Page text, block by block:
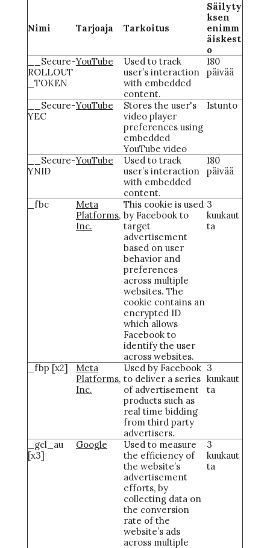
Nimi Tarjoaja Tarkoitus
Säilyty
ksen
enimm
äiskest
o
__Secure-
ROLLOUT
_TOKEN
YouTube
Used to track
user’s interaction
with embedded
content.
180
päivää
__Secure-
YEC
YouTube
Stores the user's
video player
preferences using
embedded
YouTube video
Istunto
__Secure-
YNID
YouTube
Used to track
user’s interaction
with embedded
content.
180
päivää
_fbc
Meta
Platforms,
Inc.
This cookie is used
by Facebook to
target
advertisement
based on user
behavior and
preferences
across multiple
websites. The
cookie contains an
encrypted ID
which allows
Facebook to
identify the user
across websites.
3
kuukaut
ta
_fbp [x2]
Meta
Platforms,
Inc.
Used by Facebook
to deliver a series
of advertisement
products such as
real time bidding
from third party
advertisers.
3
kuukaut
ta
_gcl_au
[x3]
Google
Used to measure
the efficiency of
the website’s
advertisement
efforts, by
collecting data on
the conversion
rate of the
website’s ads
across multiple
3
kuukaut
ta